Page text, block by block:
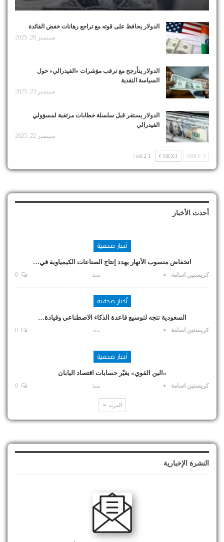
الدولار يحافظ على قوته مع تراجع رهانات خفض الفائدة
سبتمبر 26, 2025
الدولار يتأرجح مع ترقب مؤشرات «الفيدرالي» حول
السياسة النقدية
سبتمبر 23, 2025
الدولار يستقر قبل سلسلة خطابات مرتقبة لمسؤولي
الفيدرالي
سبتمبر 22, 2025
NEXT
1 od 2 |
أحدث الأخبار
أخبار صحفية
انخفاض منسوب الأنهار يهدد إنتاج الصناعات الكيمياوية في…
كريستين اسامة منذ
أخبار صحفية
السعودية تتجه لتوسيع قاعدة الذكاء الاصطناعي وقيادة…
كريستين اسامة منذ
أخبار صحفية
«الين القوي» يغيّر حسابات اقتصاد اليابان
كريستين اسامة منذ
المزيد
النشرة الإخبارية